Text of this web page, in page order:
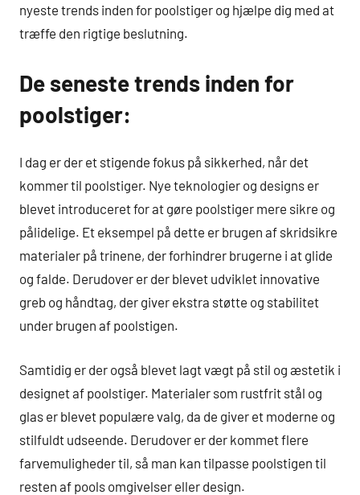
nyeste trends inden for poolstiger og hjælpe dig med at
træffe den rigtige beslutning.
De seneste trends inden for
poolstiger:
I dag er der et stigende fokus på sikkerhed, når det
kommer til poolstiger. Nye teknologier og designs er
blevet introduceret for at gøre poolstiger mere sikre og
pålidelige. Et eksempel på dette er brugen af skridsikre
materialer på trinene, der forhindrer brugerne i at glide
og falde. Derudover er der blevet udviklet innovative
greb og håndtag, der giver ekstra støtte og stabilitet
under brugen af poolstigen.
Samtidig er der også blevet lagt vægt på stil og æstetik i
designet af poolstiger. Materialer som rustfrit stål og
glas er blevet populære valg, da de giver et moderne og
stilfuldt udseende. Derudover er der kommet flere
farvemuligheder til, så man kan tilpasse poolstigen til
resten af pools omgivelser eller design.